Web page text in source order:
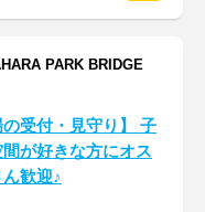
PARK BRIDGE
の受付・見守り】 子
が好きな方にオス
歓迎♪